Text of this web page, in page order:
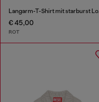
€ 45,00
ROT